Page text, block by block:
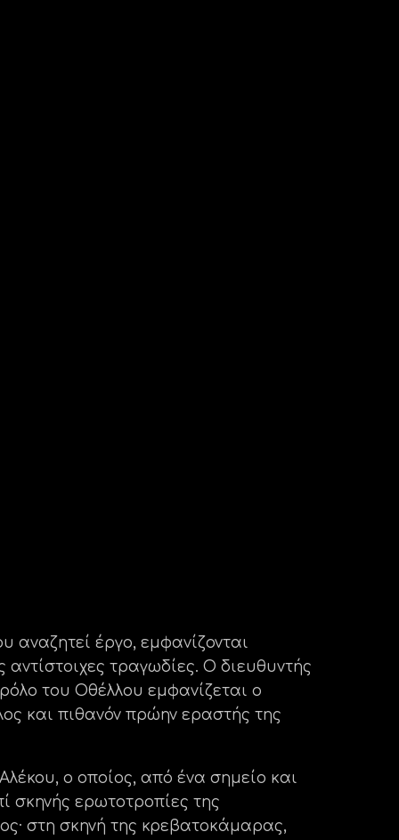
έργο, εμφανίζονται
τραγωδίες. Ο διευθυντής
του Οθέλλου εμφανίζεται ο
και πιθανόν πρώην εραστής της
ο οποίος, από ένα σημείο και
σκηνής ερωτοτροπίες της
στη σκηνή της κρεβατοκάμαρας,